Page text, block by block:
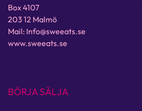
Box 4107
203 12 Malmö
Mail: Info@sweeats.se
www.sweeats.se
BÖRJA SÄLJA